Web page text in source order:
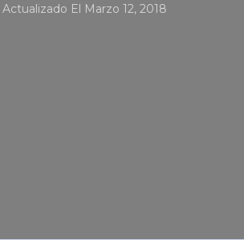
Actualizado El Marzo 12, 2018